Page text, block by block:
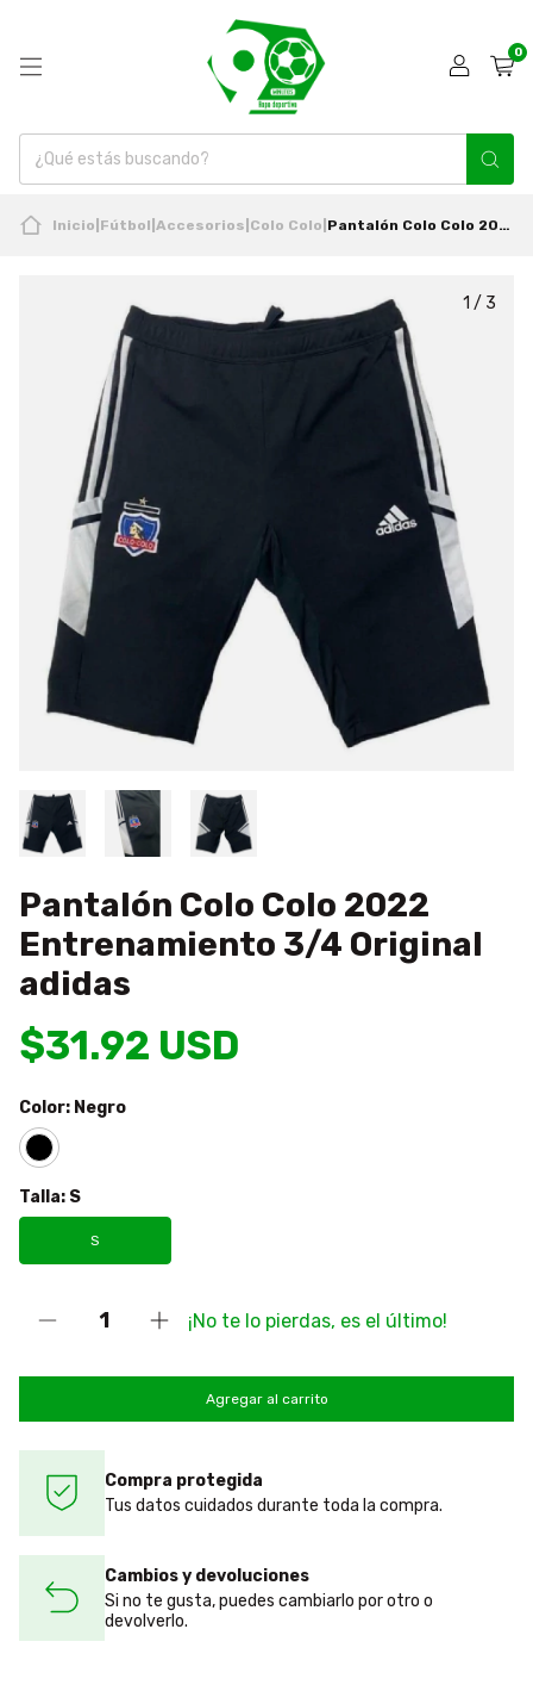
0
Inicio Fútbol Accesorios Colo Colo Pantalón Colo Colo 2022 Entrenamiento 3/4 Original adidas
1 / 3
Pantalón Colo Colo 2022
Entrenamiento 3/4 Original
adidas
$31.92 USD
Color: Negro
Talla: S
S
¡No te lo pierdas, es el último!
Compra protegida
Tus datos cuidados durante toda la compra.
Cambios y devoluciones
Si no te gusta, puedes cambiarlo por otro o
devolverlo.